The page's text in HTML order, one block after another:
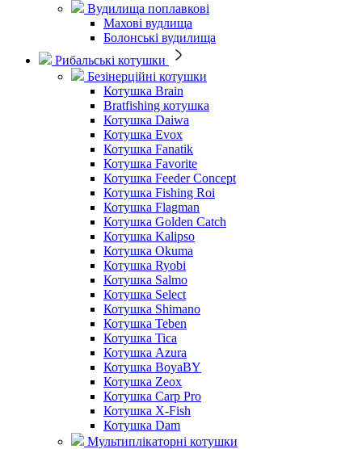
Вудилища поплавкові
Махові вудлища
Болонські вудилища
Рибальські котушки
Безінерційні котушки
Котушка Brain
Bratfishing котушка
Котушка Daiwa
Котушка Evox
Котушка Fanatik
Котушка Favorite
Котушка Feeder Concept
Котушка Fishing Roi
Котушка Flagman
Котушка Golden Catch
Котушка Kalipso
Котушка Okuma
Котушка Ryobi
Котушка Salmo
Котушка Select
Котушка Shimano
Котушка Teben
Котушка Tica
Котушка Azura
Котушка BoyaBY
Котушка Zeox
Котушка Carp Pro
Котушка X-Fish
Котушка Dam
Мультиплікаторні котушки